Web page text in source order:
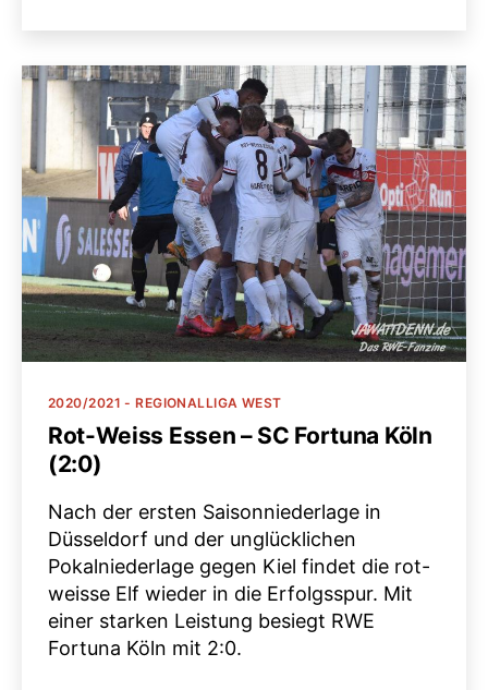
Kategorien
2020/2021 - REGIONALLIGA WEST
Rot-Weiss Essen – SC Fortuna Köln
(2:0)
Nach der ersten Saisonniederlage in
Düsseldorf und der unglücklichen
Pokalniederlage gegen Kiel findet die rot-
weisse Elf wieder in die Erfolgsspur. Mit
einer starken Leistung besiegt RWE
Fortuna Köln mit 2:0.